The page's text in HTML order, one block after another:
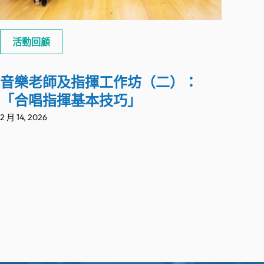
活動回顧
音樂老師及指揮工作坊（二）：
「合唱指揮基本技巧」
2 月 14, 2026